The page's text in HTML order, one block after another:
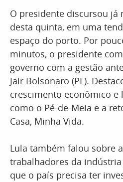
O presidente discursou já
desta quinta, em uma
espaço do porto. Por
minutos, o presidente
governo com a gestão
Jair Bolsonaro (PL).
crescimento econômico e
como o Pé-de-Meia e a
Casa, Minha Vida.
Lula também falou sobre
trabalhadores da
que o país precisa ter